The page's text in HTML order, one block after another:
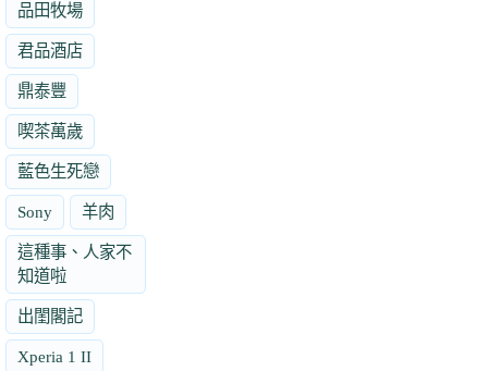
品田牧場
君品酒店
鼎泰豐
喫茶萬歲
藍色生死戀
Sony 羊肉
這種事、人家不
知道啦
出閨閣記
Xperia 1 II